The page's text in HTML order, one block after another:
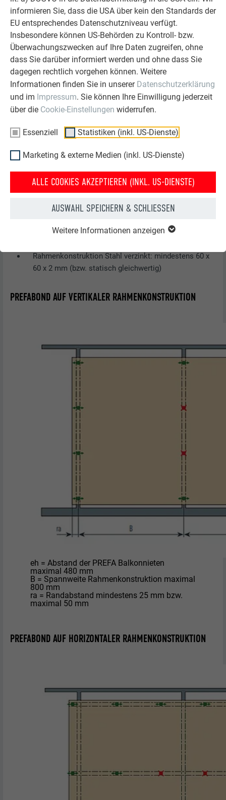
informieren Sie, dass die USA über kein den Standards der
EU entsprechendes Datenschutzniveau verfügt.
Insbesondere können US-Behörden zu Kontroll- bzw.
Überwachungszwecken auf Ihre Daten zugreifen, ohne
dass Sie darüber informiert werden und ohne dass Sie
dagegen rechtlich vorgehen können. Weitere
Informationen finden Sie in unserer Datenschutzerklärung
und im Impressum. Sie können Ihre Einwilligung jederzeit
über die Cookie-Einstellungen widerrufen.
Essenziell Statistiken (inkl. US-Dienste)
Marketing & externe Medien (inkl. US-Dienste)
ALLE COOKIES AKZEPTIEREN (INKL. US-DIENSTE)
AUSWAHL SPEICHERN & SCHLIESSEN
Weitere Informationen anzeigen
PREFA Balkonniete
UNTERKONSTRUKTION – MAXIMALE
Rahmenkonstruktion Stahl verzinkt: mindestens 60 x
60 x 2 mm (bzw. statisch gleichwertig)
PREFABOND AUF VERTIKALER RAHMENKONSTRUKTION
eh = Abstand der PREFA Balkonnieten
maximal 480 mm
B = Spannweite Rahmenkonstruktion maximal
800 mm
ra = Randabstand mindestens 25 mm bzw.
maximal 50 mm
PREFABOND AUF HORIZONTALER RAHMENKONSTRUKTION